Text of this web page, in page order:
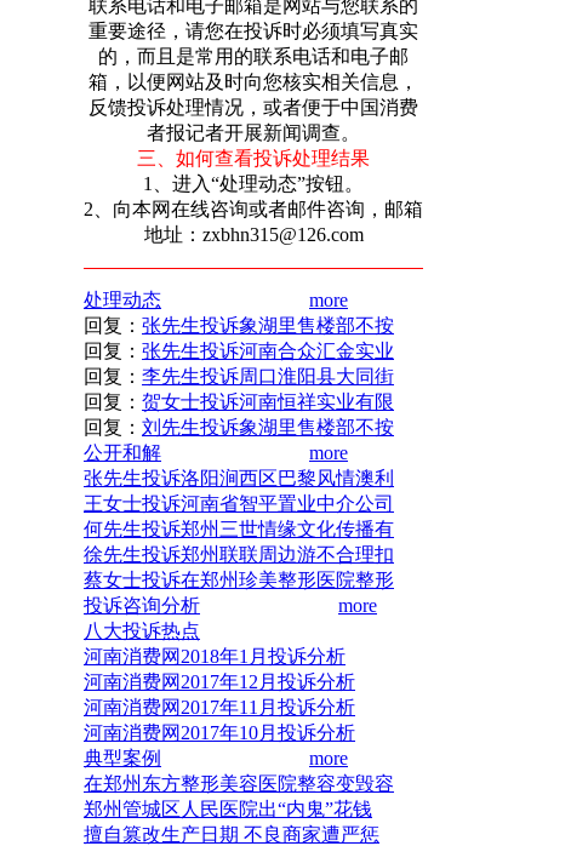
联系电话和电子邮箱是网站与您联系的
重要途径，请您在投诉时必须填写真实
的，而且是常用的联系电话和电子邮
箱，以便网站及时向您核实相关信息，
反馈投诉处理情况，或者便于中国消费
者报记者开展新闻调查。
三、如何查看投诉处理结果
1、进入“处理动态”按钮。
2、向本网在线咨询或者邮件咨询，邮箱
地址：zxbhn315@126.com
处理动态
more
回复： 张先生投诉象湖里售楼部不按
回复： 张先生投诉河南合众汇金实业
回复： 李先生投诉周口淮阳县大同街
回复： 贺女士投诉河南恒祥实业有限
回复： 刘先生投诉象湖里售楼部不按
公开和解
more
张先生投诉洛阳涧西区巴黎风情澳利
王女士投诉河南省智平置业中介公司
何先生投诉郑州三世情缘文化传播有
徐先生投诉郑州联联周边游不合理扣
蔡女士投诉在郑州珍美整形医院整形
投诉咨询分析
more
八大投诉热点
河南消费网2018年1月投诉分析
河南消费网2017年12月投诉分析
河南消费网2017年11月投诉分析
河南消费网2017年10月投诉分析
典型案例
more
在郑州东方整形美容医院整容变毁容
郑州管城区人民医院出“内鬼”花钱
擅自篡改生产日期 不良商家遭严惩